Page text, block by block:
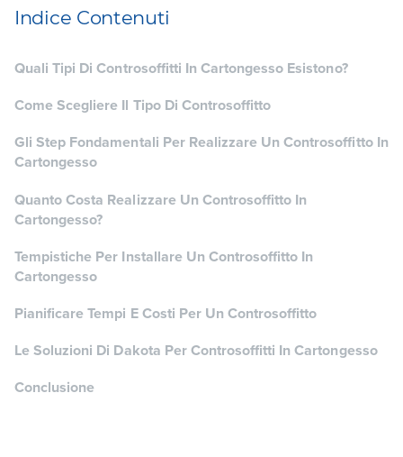
Indice Contenuti
Quali Tipi Di Controsoffitti In Cartongesso Esistono?
Come Scegliere Il Tipo Di Controsoffitto
Gli Step Fondamentali Per Realizzare Un Controsoffitto In
Cartongesso
Quanto Costa Realizzare Un Controsoffitto In
Cartongesso?
Tempistiche Per Installare Un Controsoffitto In
Cartongesso
Pianificare Tempi E Costi Per Un Controsoffitto
Le Soluzioni Di Dakota Per Controsoffitti In Cartongesso
Conclusione